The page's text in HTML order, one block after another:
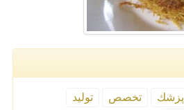
پزشك تخصص
تولید